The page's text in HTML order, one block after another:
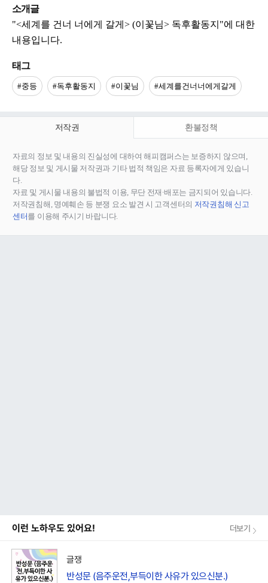
소개글
"<세계를 건너 너에게 갈게> (이꽃님> 독후활동지"에 대한
내용입니다.
태그
#중등 #독후활동지 #이꽃님 #세계를건너너에게갈게
저작권 환불정책
자료의 정보 및 내용의 진실성에 대하여 해피캠퍼스는 보증하지 않으며,
해당 정보 및 게시물 저작권과 기타 법적 책임은 자료 등록자에게 있습니
다.
자료 및 게시물 내용의 불법적 이용, 무단 전재∙배포는 금지되어 있습니다.
저작권침해, 명예훼손 등 분쟁 요소 발견 시 고객센터의 저작권침해 신고
센터를 이용해 주시기 바랍니다.
이런 노하우도 있어요! 더보기
글쟁
반성문 (음주운전,부득이한 사유가 있으신분.)